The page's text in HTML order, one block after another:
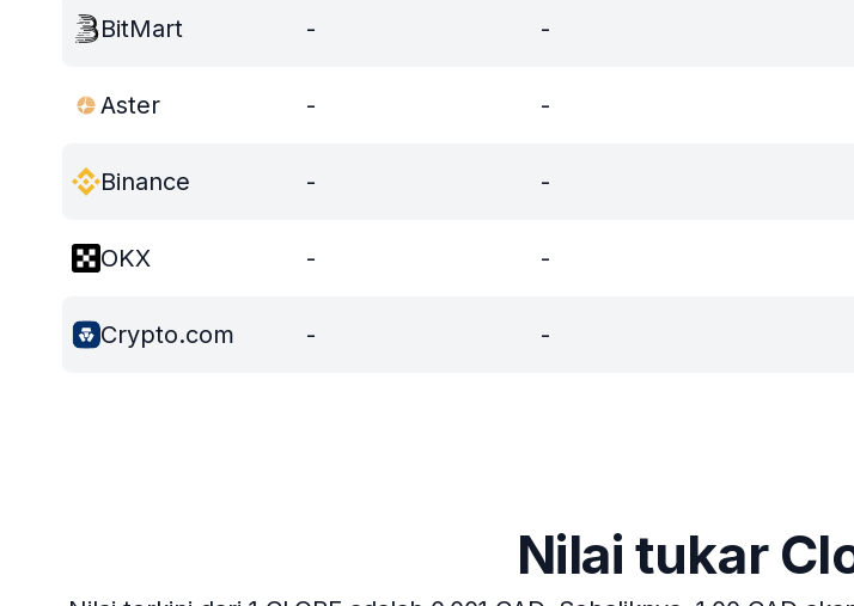
BitMart - -
Aster - -
Binance - -
OKX - -
Crypto.com - -
Nilai tukar